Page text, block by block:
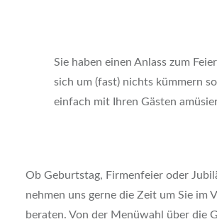
Sie haben einen Anlass zum
sich um (fast) nichts kümmern
einfach mit Ihren Gästen
Ob Geburtstag, Firmenfeier oder
nehmen uns gerne die Zeit um Sie im
beraten. Von der Menüwahl über die